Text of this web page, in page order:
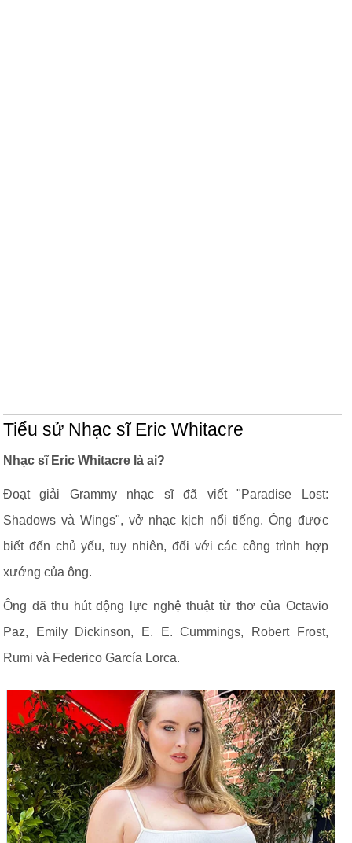
Tiểu sử Nhạc sĩ Eric Whitacre
Nhạc sĩ Eric Whitacre là ai?
Đoạt giải Grammy nhạc sĩ đã viết "Paradise Lost:
Shadows và Wings", vở nhạc kịch nổi tiếng. Ông được
biết đến chủ yếu, tuy nhiên, đối với các công trình hợp
xướng của ông.
Ông đã thu hút động lực nghệ thuật từ thơ của Octavio
Paz, Emily Dickinson, E. E. Cummings, Robert Frost,
Rumi và Federico García Lorca.